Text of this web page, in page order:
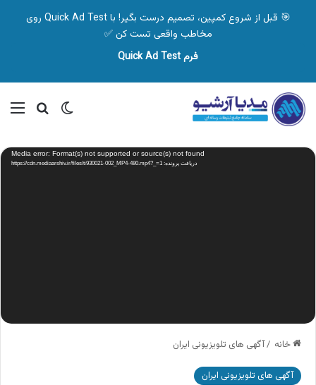
🎯 قبل از شروع کمپین، تصمیم درست بگیر! با Quick Ad Test روی
مخاطب واقعی تست کن ✅
فرم Quick Ad Test
تغییر پوسته
نمایشگر
ویدیو Media error: Format(s) not supported or source(s) not found
دریافت پرونده: https://cdn.mediaarshiv.ir/files/ti930021-002_MP4-480.mp4?_=1
خانه /آگهی های تلویزیونی ایران
آگهی های تلویزیونی ایران